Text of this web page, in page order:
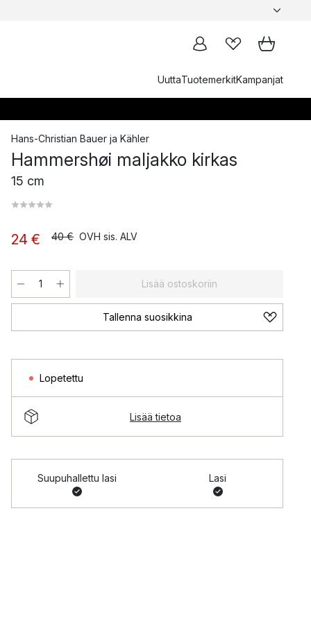
UuttaTuotemerkitKampanjat
Hans-Christian Bauer ja Kähler
Hammershøi maljakko kirkas
15 cm
24 € 40 € OVH sis. ALV
Lisää ostoskoriin
Tallenna suosikkina
Lopetettu
Lisää tietoa
Suupuhallettu lasi Lasi